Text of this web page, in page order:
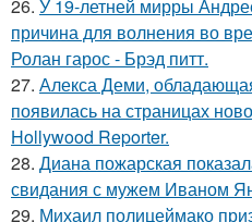
26. У 19-летней мирры
причина для волнения во
Ролан гарос - Брэд питт.
27. Алекса Деми,
появилась на страницах
Hollywood Reporter.
28. Диана пожарская
свидания с мужем Иваном
29. Михаил полицеймако